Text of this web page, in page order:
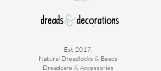
Est 2017.
Natural Dreadlocks & Beads
Dreadcare & Accessories